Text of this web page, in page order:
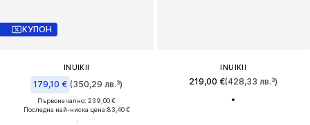
КУПОН
INUIKII
179,10 € (350,29 лв.³)
Първоначално: 239,00 €
Последна най-ниска цена:83,40 €
INUIKII
219,00 €(428,33 лв.³)